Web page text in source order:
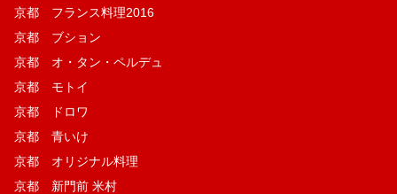
京都 フランス料理2016
京都 ブション
京都 オ・タン・ペルデュ
京都 モトイ
京都 ドロワ
京都 青いけ
京都 オリジナル料理
京都 新門前 米村